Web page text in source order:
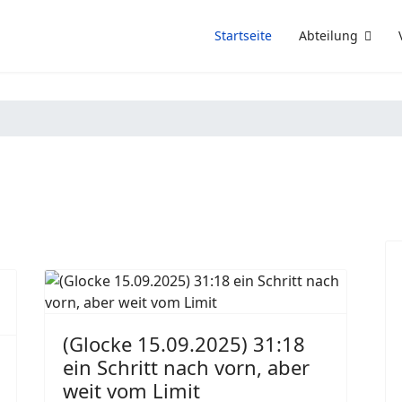
Startseite Abteilung
(Glocke 15.09.2025) 31:18
ein Schritt nach vorn, aber
weit vom Limit